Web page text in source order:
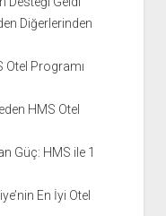
Diğerlerinden
Programı
HMS Otel
Güç: HMS ile 1
En İyi Otel